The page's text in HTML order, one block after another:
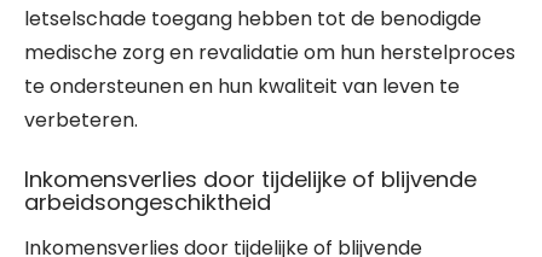
letselschade toegang hebben tot de benodigde
medische zorg en revalidatie om hun herstelproces
te ondersteunen en hun kwaliteit van leven te
verbeteren.
Inkomensverlies door tijdelijke of blijvende
arbeidsongeschiktheid
Inkomensverlies door tijdelijke of blijvende